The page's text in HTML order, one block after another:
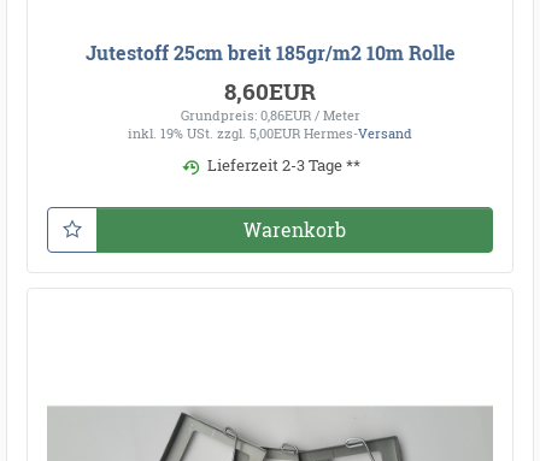
Jutestoff 25cm breit 185gr/m2 10m Rolle
8,60EUR
Grundpreis: 0,86EUR / Meter
inkl. 19% USt. zzgl. 5,00EUR Hermes-Versand
Lieferzeit 2-3 Tage **
Warenkorb